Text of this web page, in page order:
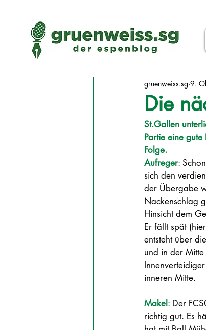
Die
gruenweiss.sg 9.
St.Gallen
Partie eine
Folge.
Aufreger:
sich den
der Übergabe
Nackenschlag
Hinsicht dem
Er fällt spät
entsteht über
und in der Mitte
inneren Mitte.
Makel : Der
richtig gut. Es